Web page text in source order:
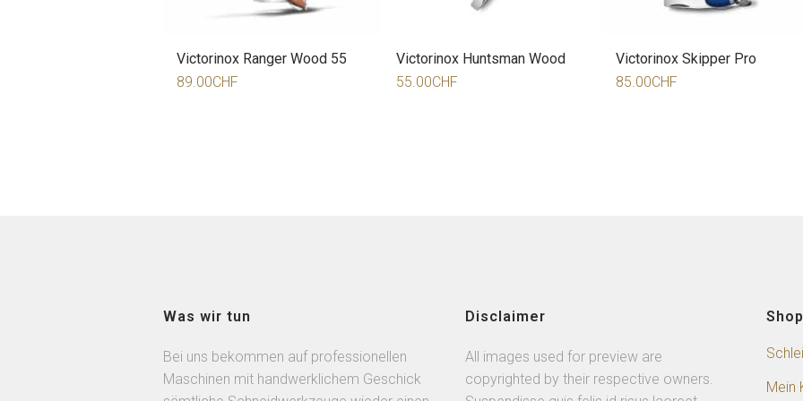
Victorinox Ranger Wood 55
89.00CHF
Victorinox Huntsman Wood
55.00CHF
Victorinox Skipper Pro
85.00CHF
Was wir tun
Bei uns bekommen auf professionellen
Maschinen mit handwerklichem Geschick
Disclaimer
All images used for preview are
copyrighted by their respective owners.
Shop
Mein